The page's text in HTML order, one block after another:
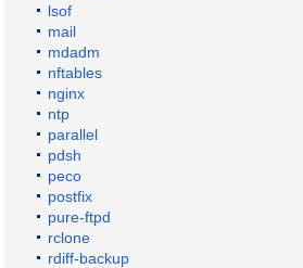
lsof
mail
mdadm
nftables
nginx
ntp
parallel
pdsh
peco
postfix
pure-ftpd
rclone
rdiff-backup